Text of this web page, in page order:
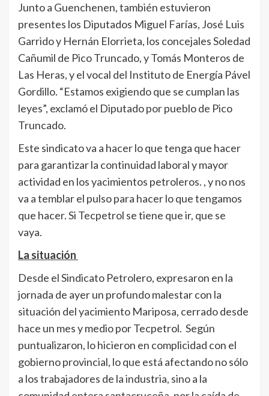
Junto a Guenchenen, también estuvieron
presentes los Diputados Miguel Farías, José Luis
Garrido y Hernán Elorrieta, los concejales Soledad
Cañumil de Pico Truncado, y Tomás Monteros de
Las Heras, y el vocal del Instituto de Energía Pável
Gordillo. “Estamos exigiendo que se cumplan las
leyes”, exclamó el Diputado por pueblo de Pico
Truncado.
Este sindicato va a hacer lo que tenga que hacer
para garantizar la continuidad laboral y mayor
actividad en los yacimientos petroleros. , y no nos
va a temblar el pulso para hacer lo que tengamos
que hacer. Si Tecpetrol se tiene que ir, que se
vaya.
La situación
Desde el Sindicato Petrolero, expresaron en la
jornada de ayer un profundo malestar con la
situación del yacimiento Mariposa, cerrado desde
hace un mes y medio por Tecpetrol. Según
puntualizaron, lo hicieron en complicidad con el
gobierno provincial, lo que está afectando no sólo
a los trabajadores de la industria, sino a la